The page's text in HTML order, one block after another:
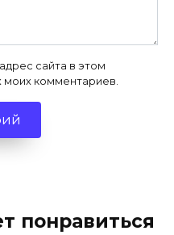
сайта в этом
моих комментариев.
понравиться